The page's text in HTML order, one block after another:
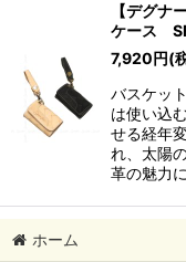
【デグ
ケース
7,920円(
バスケッ
は使い込
せる経年
れ、太陽
革の魅力
ホーム